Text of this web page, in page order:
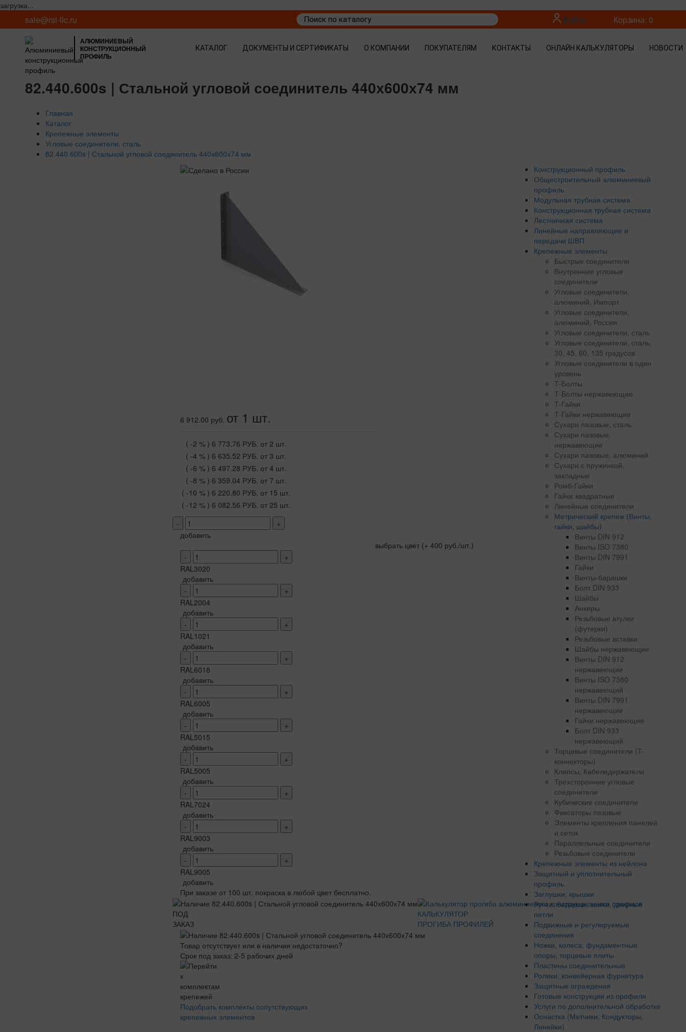
загрузка...
sale@rsi-llc.ru Войти Корзина: 0
АЛЮМИНИЕВЫЙ
КОНСТРУКЦИОННЫЙ
ПРОФИЛЬ
КАТАЛОГ ДОКУМЕНТЫ И СЕРТИФИКАТЫ О КОМПАНИИ ПОКУПАТЕЛЯМ КОНТАКТЫ ОНЛАЙН КАЛЬКУЛЯТОРЫ НОВОСТИ
82.440.600s | Стальной угловой соединитель 440х600х74 мм
Главная
Каталог
Крепежные элементы
Угловые соединители, сталь
82.440.600s | Стальной угловой соединитель 440х600х74 мм
6 912.00 руб. от 1 шт.
( -2 % ) 6 773.76 РУБ. от 2 шт.
( -4 % ) 6 635.52 РУБ. от 3 шт.
( -6 % ) 6 497.28 РУБ. от 4 шт.
( -8 % ) 6 359.04 РУБ. от 7 шт.
( -10 % ) 6 220.80 РУБ. от 15 шт.
( -12 % ) 6 082.56 РУБ. от 25 шт.
-
+
добавить
выбрать цвет (+ 400 руб./шт.)
-
+
RAL3020
добавить
-
+
RAL2004
добавить
-
+
RAL1021
добавить
-
+
RAL6018
добавить
-
+
RAL6005
добавить
-
+
RAL5015
добавить
-
+
RAL5005
добавить
-
+
RAL7024
добавить
-
+
RAL9003
добавить
-
+
RAL9005
добавить
При заказе от 100 шт. покраска в любой цвет бесплатно.
ПОД
ЗАКАЗ
КАЛЬКУЛЯТОР
ПРОГИБА ПРОФИЛЕЙ
Товар отсутствует или в наличии недостаточно?
Срок под заказ: 2-5 рабочих дней
Подобрать комплекты сопутствующих
крепежных элементов
Конструкционный профиль
Общестроительный алюминиевый
профиль
Модульная трубная система
Конструкционная трубная система
Лестничная система
Линейные направляющие и
передачи ШВП
Крепежные элементы
Быстрые соединители
Внутренние угловые
соединители
Угловые соединители,
алюминий, Импорт
Угловые соединители,
алюминий, Россия
Угловые соединители, сталь
Угловые соединители, сталь,
30, 45, 60, 135 градусов
Угловые соединители в один
уровень
Т-Болты
Т-Болты нержавеющие
Т-Гайки
Т-Гайки нержавеющие
Сухари пазовые, сталь
Сухари пазовые,
нержавеющие
Сухари пазовые, алюминий
Сухари с пружинкой,
закладные
Ромб-Гайки
Гайки квадратные
Линейные соединители
Метрический крепеж (Винты,
гайки, шайбы)
Винты DIN 912
Винты ISO 7380
Винты DIN 7991
Гайки
Винты-барашки
Болт DIN 933
Шайбы
Анкеры
Резьбовые втулки
(футерки)
Резьбовые вставки
Шайбы нержавеющие
Винты DIN 912
нержавеющие
Винты ISO 7380
нержавеющий
Винты DIN 7991
нержавеющие
Гайки нержавеющие
Болт DIN 933
нержавеющий
Торцевые соединители (Т-
коннекторы)
Клипсы, Кабеледержатели
Трехсторонние угловые
соединители
Кубические соединители
Фиксаторы пазовые
Элементы крепления панелей
и сеток
Параллельные соединители
Резьбовые соединители
Крепежные элементы из нейлона
Защитный и уплотнительный
профиль
Заглушки, крышки
Ручки, барашки, замки, дверные
петли
Подвижные и регулируемые
соединения
Ножки, колеса, фундаментные
опоры, торцевые плиты
Пластины соединительные
Ролики, конвейерная фурнитура
Защитные ограждения
Готовые конструкции из профиля
Услуги по дополнительной обработке
Оснастка (Метчики, Кондукторы,
Линейки)